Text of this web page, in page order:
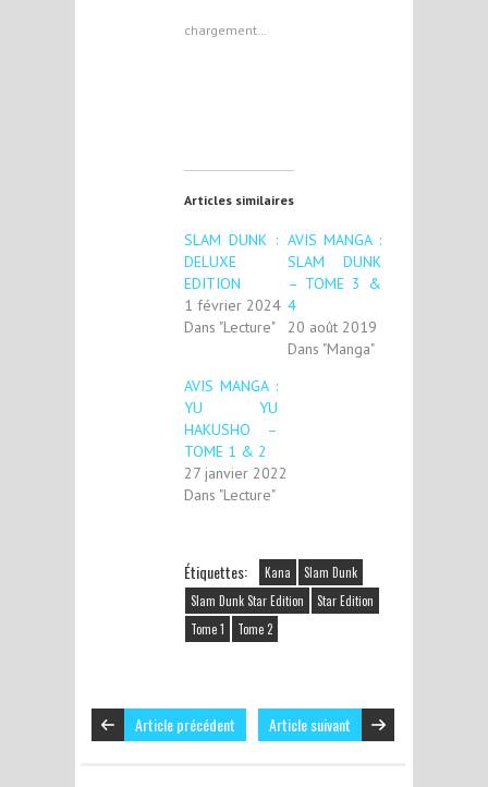
chargement…
Articles similaires
SLAM DUNK :
DELUXE
EDITION
1 février 2024
Dans "Lecture"
AVIS MANGA :
SLAM DUNK
– TOME 3 &
4
20 août 2019
Dans "Manga"
AVIS MANGA :
YU YU
HAKUSHO –
TOME 1 & 2
27 janvier 2022
Dans "Lecture"
Étiquettes: Kana
Slam Dunk
Slam Dunk Star Edition
Star Edition
Tome 1
Tome 2
Article précédent Article suivant